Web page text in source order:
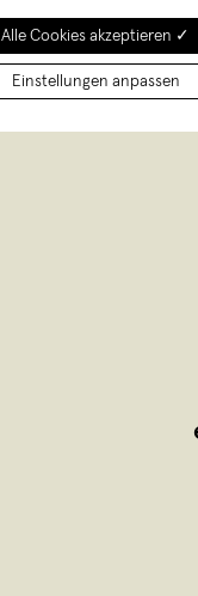
Alle Cookies akzeptieren ✓
Einstellungen anpassen